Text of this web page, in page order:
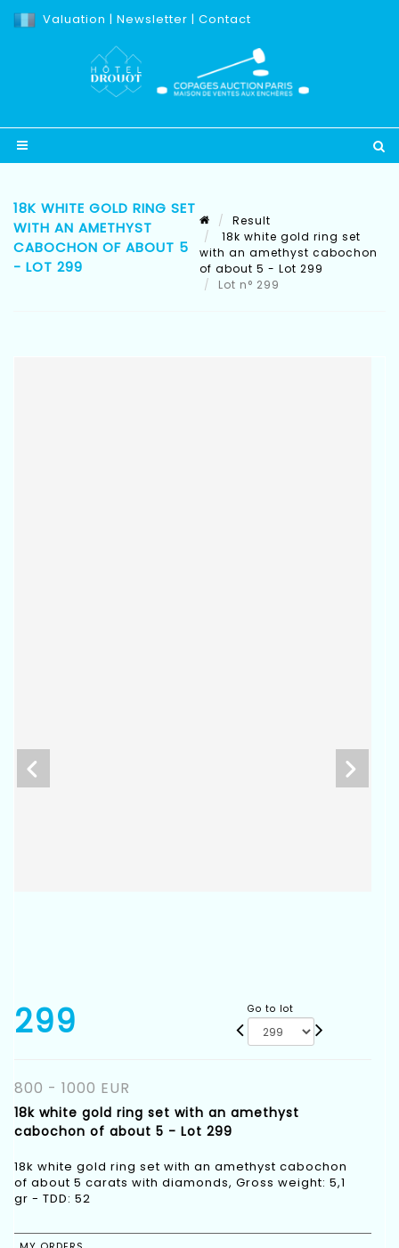
Valuation | Newsletter | Contact
18K WHITE GOLD RING SET
WITH AN AMETHYST
CABOCHON OF ABOUT 5
- LOT 299
Result
18k white gold ring set
with an amethyst cabochon
of about 5 - Lot 299
Lot n° 299
299 Go to lot
800 - 1000 EUR
18k white gold ring set with an amethyst
cabochon of about 5 - Lot 299
18k white gold ring set with an amethyst cabochon
of about 5 carats with diamonds, Gross weight: 5,1
gr - TDD: 52